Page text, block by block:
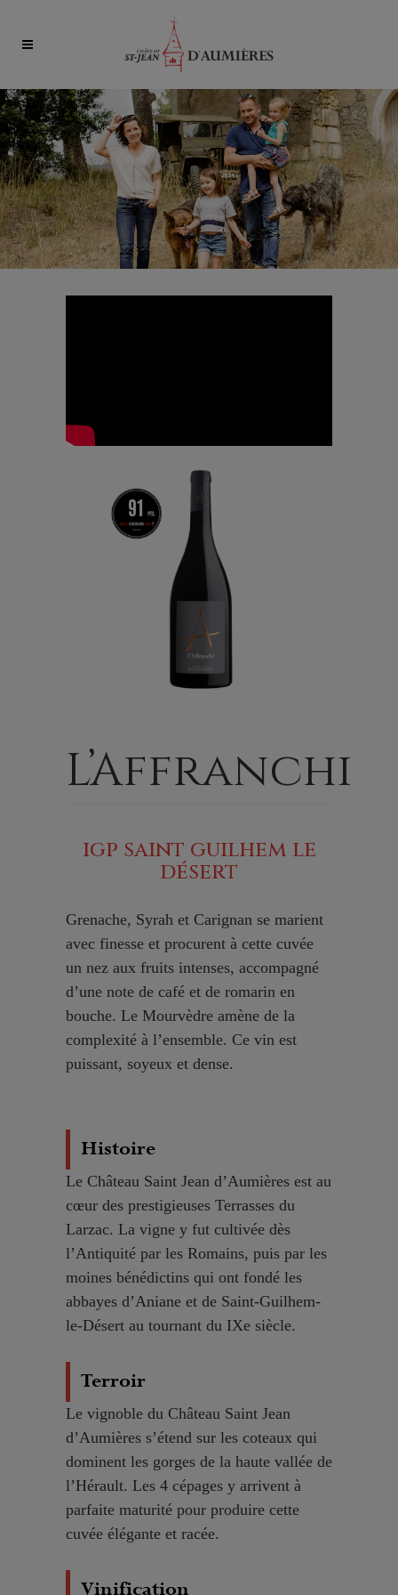
L’Affranchi
igp saint guilhem le
désert
Grenache, Syrah et Carignan se marient
avec finesse et procurent à cette cuvée
un nez aux fruits intenses, accompagné
d’une note de café et de romarin en
bouche. Le Mourvèdre amène de la
complexité à l’ensemble. Ce vin est
puissant, soyeux et dense.
Histoire
Le Château Saint Jean d’Aumières est au
cœur des prestigieuses Terrasses du
Larzac. La vigne y fut cultivée dès
l’Antiquité par les Romains, puis par les
moines bénédictins qui ont fondé les
abbayes d’Aniane et de Saint-Guilhem-
le-Désert au tournant du IXe siècle.
Terroir
Le vignoble du Château Saint Jean
d’Aumières s’étend sur les coteaux qui
dominent les gorges de la haute vallée de
l’Hérault. Les 4 cépages y arrivent à
parfaite maturité pour produire cette
cuvée élégante et racée.
Vinification